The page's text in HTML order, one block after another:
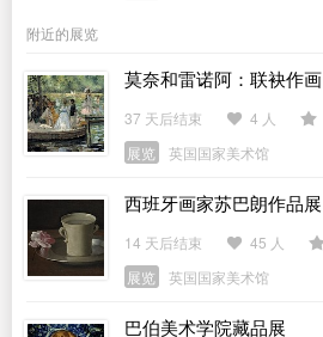
附近的展览
莫奈和雷诺阿：联袂作画
37 天后结束 4 人
展览
英国国家美术馆
西班牙画家苏巴朗作品展
14 天后结束 45 人
展览
英国国家美术馆
巴伯美术学院藏品展